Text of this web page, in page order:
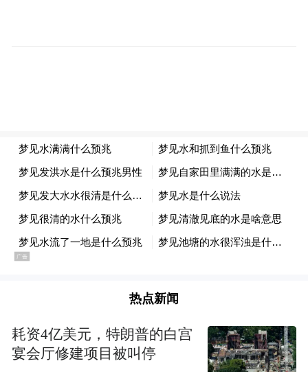
对是筑地内最令人向往的地方。而市场里最
火爆的“寿司大”、“大和寿司”便赫然在列。
这些餐厅虽然又小又旧，但几乎各家都有着
世代相传的美食绝技，令众人心甘情愿冒寒
风、顶烈日排队等位。
热点新闻
耗资4亿美元，特朗普的白宫
宴会厅修建项目被叫停